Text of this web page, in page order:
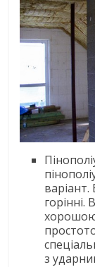
хорошою
з